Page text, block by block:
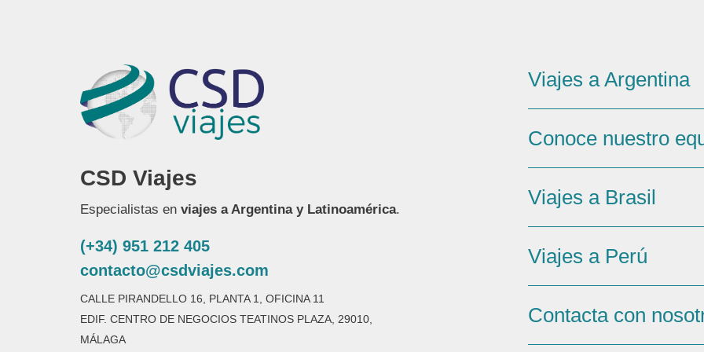
CSD Viajes
Especialistas en viajes a Argentina y Latinoamérica.
(+34) 951 212 405
contacto@csdviajes.com
CALLE PIRANDELLO 16, PLANTA 1, OFICINA 11
EDIF. CENTRO DE NEGOCIOS TEATINOS PLAZA, 29010,
MÁLAGA
Viajes a Argentina
Conoce nuestro
Viajes a Brasil
Viajes a Perú
Contacta con